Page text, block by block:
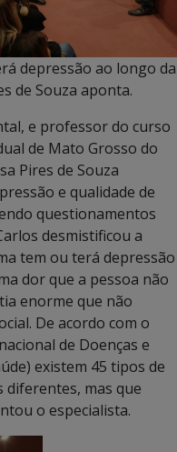
depressão ao longo
de Souza aponta.
e professor do curso
de Mato Grosso do
Pires de Souza
e qualidade de
questionamentos
desmistificou a
tem ou terá depressão
dor que a pessoa não
enorme que não
De acordo com o
de Doenças e
existem 45 tipos de
diferentes, mas que
o especialista.